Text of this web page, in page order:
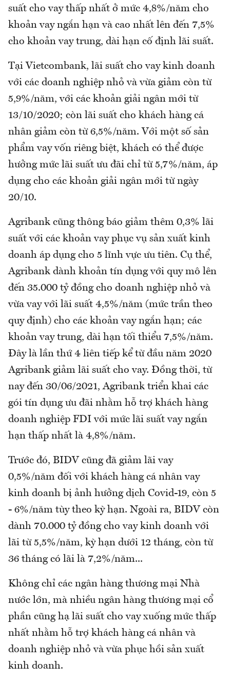
suất cho vay thấp nhất ở mức 4,8%/năm cho
khoản vay ngắn hạn và cao nhất lên đến 7,5%
cho khoản vay trung, dài hạn cố định lãi suất.
Tại Vietcombank, lãi suất cho vay kinh doanh
với các doanh nghiệp nhỏ và vừa giảm còn từ
5,9%/năm, với các khoản giải ngân mới từ
13/10/2020; còn lãi suất cho khách hàng cá
nhân giảm còn từ 6,5%/năm. Với một số sản
phẩm vay vốn riêng biệt, khách có thể được
hưởng mức lãi suất ưu đãi chỉ từ 5,7%/năm, áp
dụng cho các khoản giải ngân mới từ ngày
20/10.
Agribank cũng thông báo giảm thêm 0,3% lãi
suất với các khoản vay phục vụ sản xuất kinh
doanh áp dụng cho 5 lĩnh vực ưu tiên. Cụ thể,
Agribank dành khoản tín dụng với quy mô lên
đến 35.000 tỷ đồng cho doanh nghiệp nhỏ và
vừa vay với lãi suất 4,5%/năm (mức trần theo
quy định) cho các khoản vay ngắn hạn; các
khoản vay trung, dài hạn tối thiểu 7,5%/năm.
Đây là lần thứ 4 liên tiếp kể từ đầu năm 2020
Agribank giảm lãi suất cho vay. Đồng thời, từ
nay đến 30/06/2021, Agribank triển khai các
gói tín dụng ưu đãi nhằm hỗ trợ khách hàng
doanh nghiệp FDI với mức lãi suất vay ngắn
hạn thấp nhất là 4,8%/năm.
Trước đó, BIDV cũng đã giảm lãi vay
0,5%/năm đối với khách hàng cá nhân vay
kinh doanh bị ảnh hưởng dịch Covid-19, còn 5
- 6%/năm tùy theo kỳ hạn. Ngoài ra, BIDV còn
dành 70.000 tỷ đồng cho vay kinh doanh với
lãi từ 5,5%/năm, kỳ hạn dưới 12 tháng, còn từ
36 tháng có lãi là 7,2%/năm...
Không chỉ các ngân hàng thương mại Nhà
nước lớn, mà nhiều ngân hàng thương mại cổ
phần cũng hạ lãi suất cho vay xuống mức thấp
nhất nhằm hỗ trợ khách hàng cá nhân và
doanh nghiệp nhỏ và vừa phục hồi sản xuất
kinh doanh.